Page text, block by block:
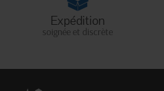
Expédition
soignée et discrète